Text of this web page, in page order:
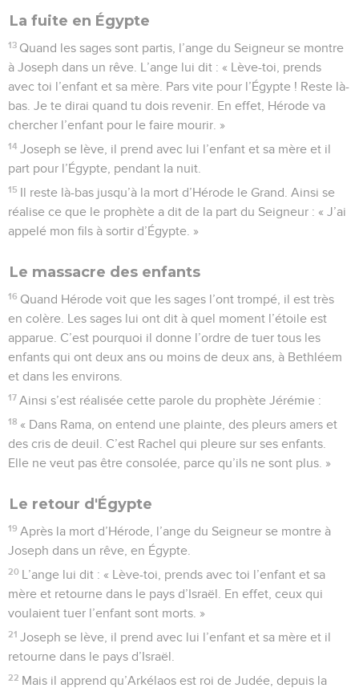
La fuite en Égypte
13 Quand les sages sont partis, l’ange du Seigneur se montre
à Joseph dans un rêve. L’ange lui dit : « Lève-toi, prends
avec toi l’enfant et sa mère. Pars vite pour l’Égypte ! Reste là-
bas. Je te dirai quand tu dois revenir. En effet, Hérode va
chercher l’enfant pour le faire mourir. »
14 Joseph se lève, il prend avec lui l’enfant et sa mère et il
part pour l’Égypte, pendant la nuit.
15 Il reste là-bas jusqu’à la mort d’Hérode le Grand. Ainsi se
réalise ce que le prophète a dit de la part du Seigneur : « J’ai
appelé mon fils à sortir d’Égypte. »
Le massacre des enfants
16 Quand Hérode voit que les sages l’ont trompé, il est très
en colère. Les sages lui ont dit à quel moment l’étoile est
apparue. C’est pourquoi il donne l’ordre de tuer tous les
enfants qui ont deux ans ou moins de deux ans, à Bethléem
et dans les environs.
17 Ainsi s’est réalisée cette parole du prophète Jérémie :
18 « Dans Rama, on entend une plainte, des pleurs amers et
des cris de deuil. C’est Rachel qui pleure sur ses enfants.
Elle ne veut pas être consolée, parce qu’ils ne sont plus. »
Le retour d'Égypte
19 Après la mort d’Hérode, l’ange du Seigneur se montre à
Joseph dans un rêve, en Égypte.
20 L’ange lui dit : « Lève-toi, prends avec toi l’enfant et sa
mère et retourne dans le pays d’Israël. En effet, ceux qui
voulaient tuer l’enfant sont morts. »
21 Joseph se lève, il prend avec lui l’enfant et sa mère et il
retourne dans le pays d’Israël.
22 Mais il apprend qu’Arkélaos est roi de Judée, depuis la